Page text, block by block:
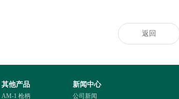
返回
其他产品
AM-1 枪柄
新闻中心
公司新闻